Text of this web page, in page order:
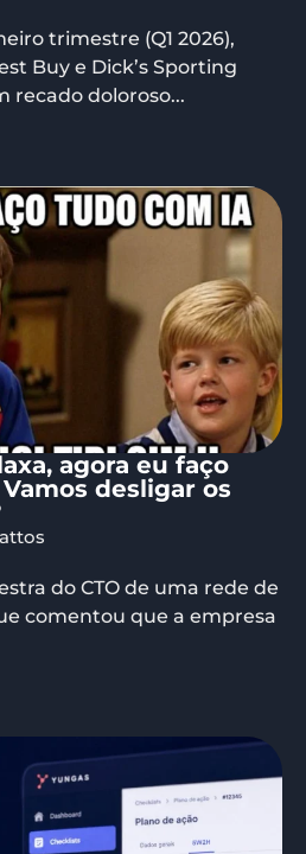
trimestre (Q1 2026),
Buy e Dick’s Sporting
recado doloroso...
agora eu faço
desligar os
do CTO de uma rede de
comentou que a empresa